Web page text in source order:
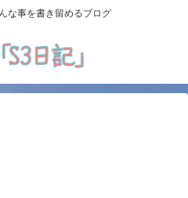
な事を書き留めるブログ